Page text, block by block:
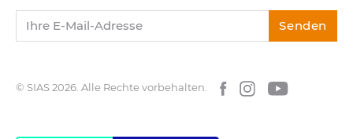
Ihre E-Mail-Adresse Senden
© SIAS 2026. Alle Rechte vorbehalten. FacebookInstagram